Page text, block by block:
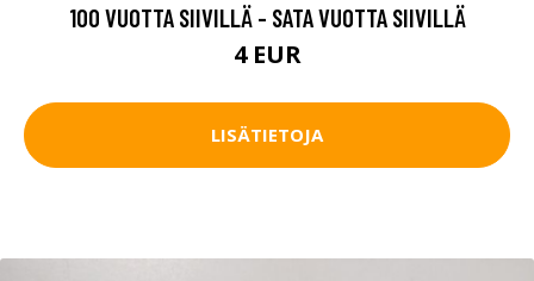
100 VUOTTA SIIVILLÄ - SATA VUOTTA SIIVILLÄ
4 EUR
LISÄTIETOJA